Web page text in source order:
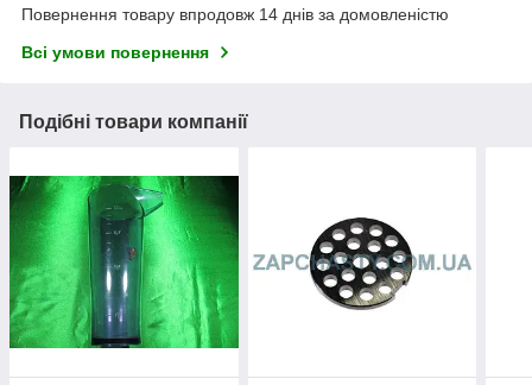
Повернення товару впродовж 14 днів за домовленістю
Всі умови повернення
Подібні товари компанії